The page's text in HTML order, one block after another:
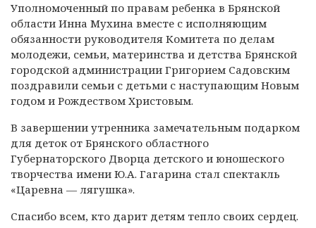
Уполномоченный по правам ребенка в Брянской
области Инна Мухина вместе с исполняющим
обязанности руководителя Комитета по делам
молодежи, семьи, материнства и детства Брянской
городской администрации Григорием Садовским
поздравили семьи с детьми с наступающим Новым
годом и Рождеством Христовым.
В завершении утренника замечательным подарком
для деток от Брянского областного
Губернаторского Дворца детского и юношеского
творчества имени Ю.А. Гагарина стал спектакль
«Царевна — лягушка».
Спасибо всем, кто дарит детям тепло своих сердец.